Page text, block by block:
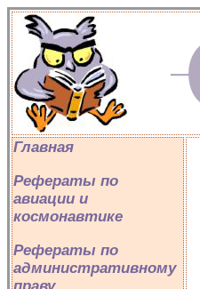
Главная
Рефераты по
авиации и
космонавтике
Рефераты по
административному